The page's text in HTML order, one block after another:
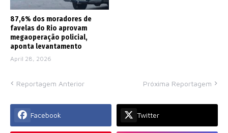
87,6% dos moradores de
favelas do Rio aprovam
megaoperação policial,
aponta levantamento
April 28, 2026
Reportagem Anterior Próxima Reportagem
Facebook Twitter